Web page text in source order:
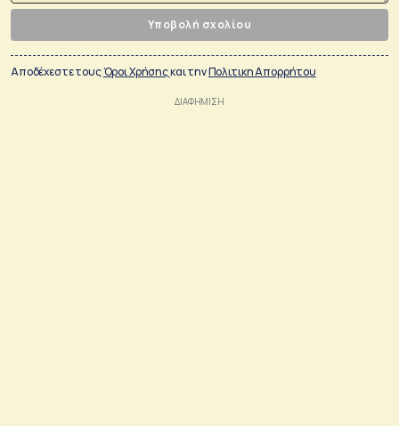
Υποβολή σχολίου
Αποδέχεστε τουςΌροι Χρήσηςκαι τηνΠολιτικη Απορρήτου